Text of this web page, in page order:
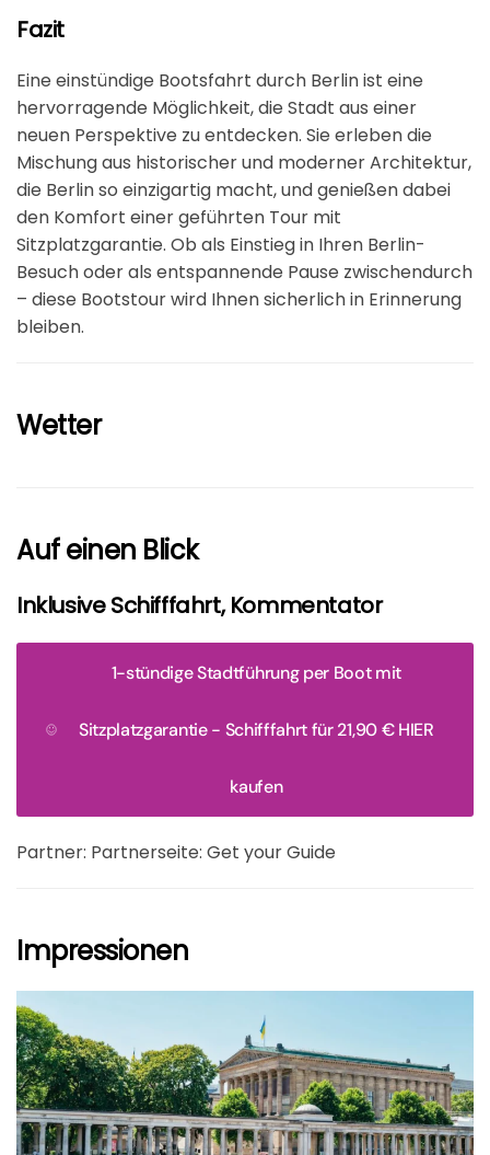
Fazit
Eine einstündige Bootsfahrt durch Berlin ist eine
hervorragende Möglichkeit, die Stadt aus einer
neuen Perspektive zu entdecken. Sie erleben die
Mischung aus historischer und moderner Architektur,
die Berlin so einzigartig macht, und genießen dabei
den Komfort einer geführten Tour mit
Sitzplatzgarantie. Ob als Einstieg in Ihren Berlin-
Besuch oder als entspannende Pause zwischendurch
– diese Bootstour wird Ihnen sicherlich in Erinnerung
bleiben.
Wetter
Auf einen Blick
Inklusive Schifffahrt, Kommentator
1-stündige Stadtführung per Boot mit
Sitzplatzgarantie - Schifffahrt für 21,90 € HIER
kaufen
Partner: Partnerseite: Get your Guide
Impressionen
größer